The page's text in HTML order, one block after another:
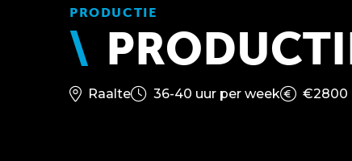
PRODUCTIE
Raalte 36-40 uur per week €2800